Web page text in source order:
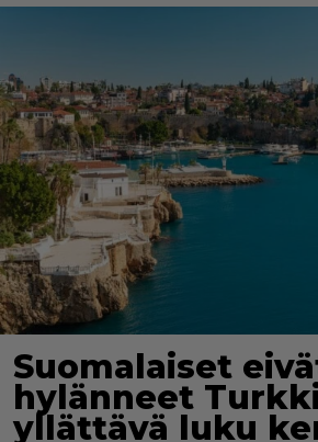
Suomalaiset
hylänneet
yllättävä luku